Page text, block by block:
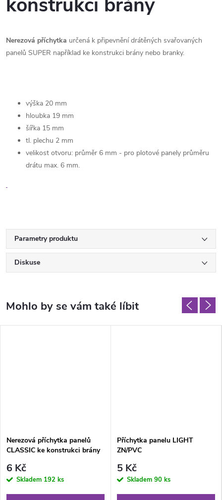
konstrukci brány
Nerezová příchytka určená k připevnění drátěných svařovaných
panelů SUPER například ke konstrukci brány nebo branky.
výška 20 mm
hloubka 19 mm
šířka 15 mm
tl. plechu 2 mm
velikost otvoru: průměr 6 mm - pro plotové panely průměru
drátu max. 6 mm.
Parametry produktu
Diskuse
Nerezová příchytka panelů
CLASSIC ke konstrukci brány
6 Kč
Skladem 192 ks
Příchytka panelu LIGHT
ZN/PVC
5 Kč
Skladem 90 ks